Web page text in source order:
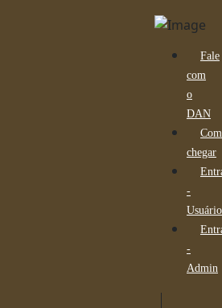
Fale
com
o
DAN
chegar
-
Usuário
-
Admin